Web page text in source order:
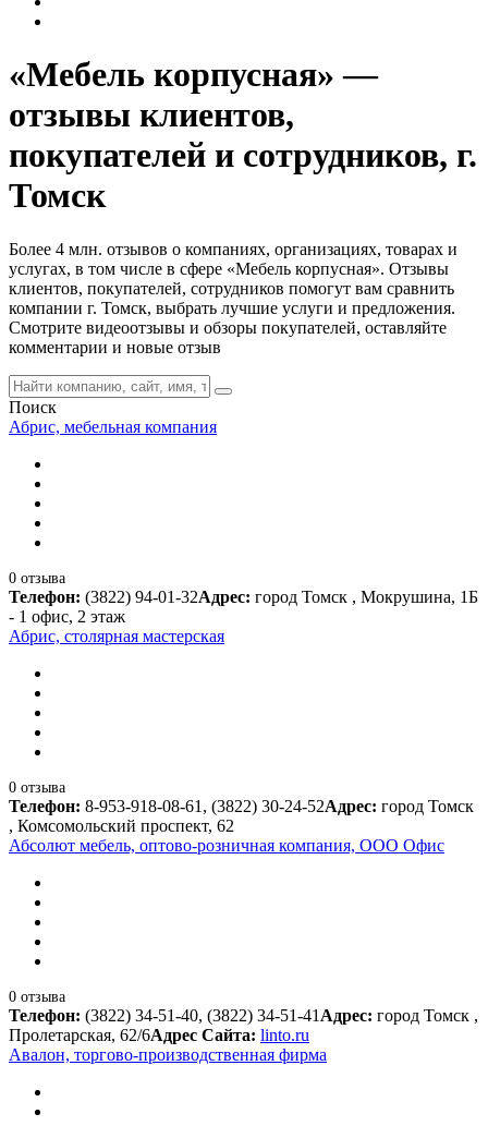
«Мебель корпусная» —
отзывы клиентов,
покупателей и сотрудников, г.
Томск
Более 4 млн. отзывов о компаниях, организациях, товарах и
услугах, в том числе в сфере «Мебель корпусная». Отзывы
клиентов, покупателей, сотрудников помогут вам сравнить
компании г. Томск, выбрать лучшие услуги и предложения.
Смотрите видеоотзывы и обзоры покупателей, оставляйте
комментарии и новые отзыв
Поиск
Абрис, мебельная компания
0 отзыва
Телефон: (3822) 94-01-32Адрес: город Томск , Мокрушина, 1Б
- 1 офис, 2 этаж
Абрис, столярная мастерская
0 отзыва
Телефон: 8-953-918-08-61, (3822) 30-24-52Адрес: город Томск
, Комсомольский проспект, 62
Абсолют мебель, оптово-розничная компания, ООО Офис
0 отзыва
Телефон: (3822) 34-51-40, (3822) 34-51-41 Адрес: город Томск ,
Пролетарская, 62/6Адрес Сайта: linto.ru
Авалон, торгово-производственная фирма